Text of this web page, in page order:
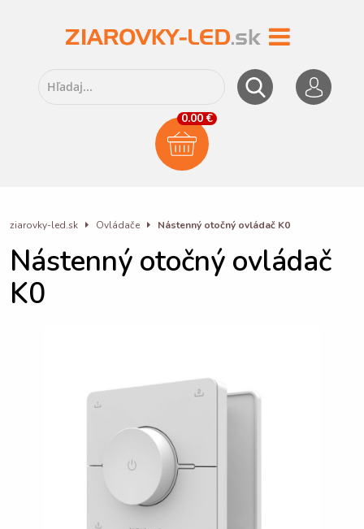
0.00 €
ziarovky-led.sk Ovládače Nástenný otočný ovládač K0
Nástenný otočný ovládač
K0